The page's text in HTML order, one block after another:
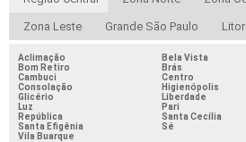
Zona Leste Grande São Paulo
Aclimação
Bela Vista
Bom Retiro
Brás
Cambuci
Centro
Consolação
Higienópolis
Glicério
Liberdade
Luz
Pari
República
Santa Cecília
Santa Efigênia
Sé
Vila Buarque